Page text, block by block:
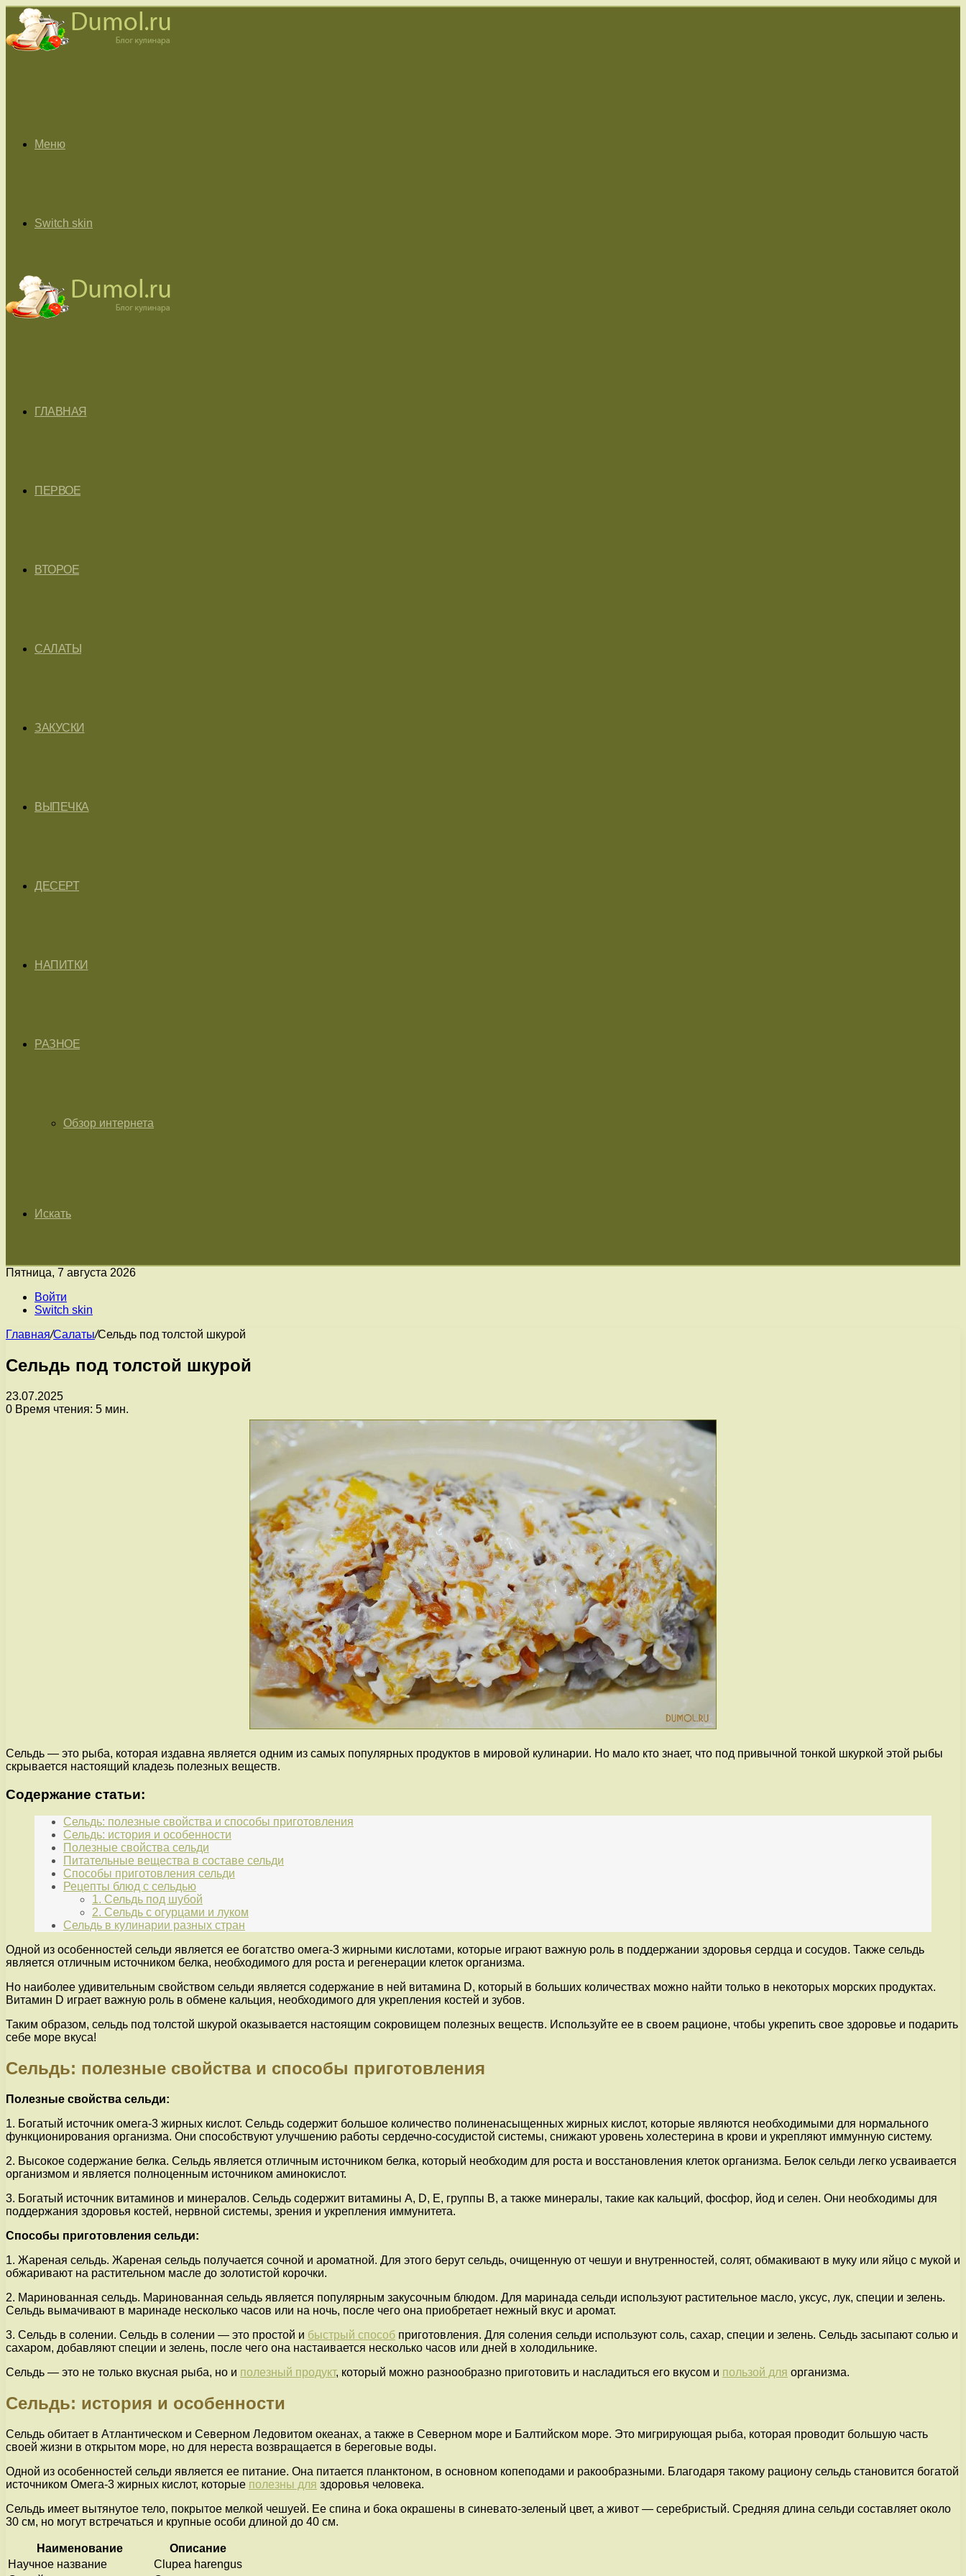
Меню
Switch skin
ГЛАВНАЯ
ПЕРВОЕ
ВТОРОЕ
САЛАТЫ
ЗАКУСКИ
ВЫПЕЧКА
ДЕСЕРТ
НАПИТКИ
РАЗНОЕ
Обзор интернета
Искать
Пятница, 7 августа 2026
Войти
Switch skin
Главная/Салаты/Сельдь под толстой шкурой
Сельдь под толстой шкурой
23.07.2025
0 Время чтения: 5 мин.
Сельдь — это рыба, которая издавна является одним из самых популярных продуктов в мировой кулинарии. Но мало кто знает, что под привычной тонкой шкуркой этой рыбы
скрывается настоящий кладезь полезных веществ.
Содержание статьи:
Сельдь: полезные свойства и способы приготовления
Сельдь: история и особенности
Полезные свойства сельди
Питательные вещества в составе сельди
Способы приготовления сельди
Рецепты блюд с сельдью
1. Сельдь под шубой
2. Сельдь с огурцами и луком
Сельдь в кулинарии разных стран
Одной из особенностей сельди является ее богатство омега-3 жирными кислотами, которые играют важную роль в поддержании здоровья сердца и сосудов. Также сельдь
является отличным источником белка, необходимого для роста и регенерации клеток организма.
Но наиболее удивительным свойством сельди является содержание в ней витамина D, который в больших количествах можно найти только в некоторых морских продуктах.
Витамин D играет важную роль в обмене кальция, необходимого для укрепления костей и зубов.
Таким образом, сельдь под толстой шкурой оказывается настоящим сокровищем полезных веществ. Используйте ее в своем рационе, чтобы укрепить свое здоровье и подарить
себе море вкуса!
Сельдь: полезные свойства и способы приготовления
Полезные свойства сельди:
1. Богатый источник омега-3 жирных кислот. Сельдь содержит большое количество полиненасыщенных жирных кислот, которые являются необходимыми для нормального
функционирования организма. Они способствуют улучшению работы сердечно-сосудистой системы, снижают уровень холестерина в крови и укрепляют иммунную систему.
2. Высокое содержание белка. Сельдь является отличным источником белка, который необходим для роста и восстановления клеток организма. Белок сельди легко усваивается
организмом и является полноценным источником аминокислот.
3. Богатый источник витаминов и минералов. Сельдь содержит витамины А, D, Е, группы В, а также минералы, такие как кальций, фосфор, йод и селен. Они необходимы для
поддержания здоровья костей, нервной системы, зрения и укрепления иммунитета.
Способы приготовления сельди:
1. Жареная сельдь. Жареная сельдь получается сочной и ароматной. Для этого берут сельдь, очищенную от чешуи и внутренностей, солят, обмакивают в муку или яйцо с мукой и
обжаривают на растительном масле до золотистой корочки.
2. Маринованная сельдь. Маринованная сельдь является популярным закусочным блюдом. Для маринада сельди используют растительное масло, уксус, лук, специи и зелень.
Сельдь вымачивают в маринаде несколько часов или на ночь, после чего она приобретает нежный вкус и аромат.
3. Сельдь в солении. Сельдь в солении — это простой и быстрый способ приготовления. Для соления сельди используют соль, сахар, специи и зелень. Сельдь засыпают солью и
сахаром, добавляют специи и зелень, после чего она настаивается несколько часов или дней в холодильнике.
Сельдь — это не только вкусная рыба, но и полезный продукт, который можно разнообразно приготовить и насладиться его вкусом и пользой для организма.
Сельдь: история и особенности
Сельдь обитает в Атлантическом и Северном Ледовитом океанах, а также в Северном море и Балтийском море. Это мигрирующая рыба, которая проводит большую часть
своей жизни в открытом море, но для нереста возвращается в береговые воды.
Одной из особенностей сельди является ее питание. Она питается планктоном, в основном копеподами и ракообразными. Благодаря такому рациону сельдь становится богатой
источником Омега-3 жирных кислот, которые полезны для здоровья человека.
Сельдь имеет вытянутое тело, покрытое мелкой чешуей. Ее спина и бока окрашены в синевато-зеленый цвет, а живот — серебристый. Средняя длина сельди составляет около
30 см, но могут встречаться и крупные особи длиной до 40 см.
Наименование
Описание
Научное название
Clupea harengus